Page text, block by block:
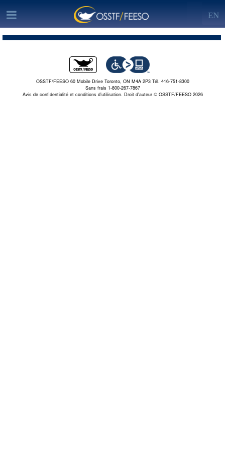
EN
OSSTF/FEESO 60 Mobile Drive Toronto, ON M4A 2P3 Tél. 416-751-8300
Sans frais 1-800-267-7867
Avis de confidentialité et conditions d’utilisation. Droit d'auteur © OSSTF/FEESO 2026